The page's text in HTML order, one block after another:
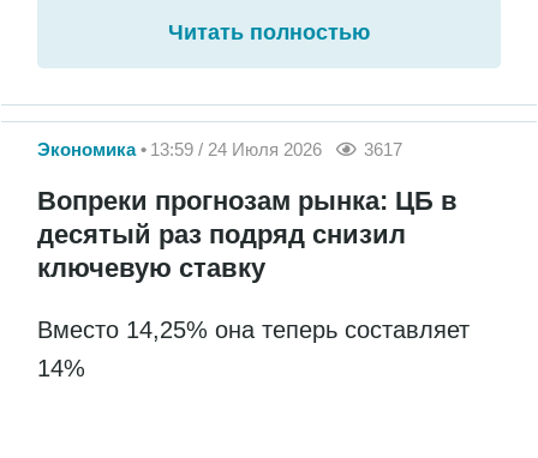
Читать полностью
Экономика 13:59 / 24 Июля 2026 3617
Вопреки прогнозам рынка: ЦБ в
десятый раз подряд снизил
ключевую ставку
Вместо 14,25% она теперь составляет
14%